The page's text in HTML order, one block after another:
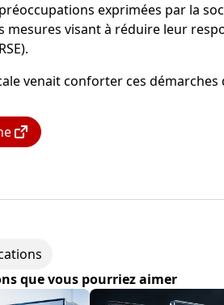
exprimées par la
mesures visant à réduire leur
venait conforter ces
que vous pourriez aimer